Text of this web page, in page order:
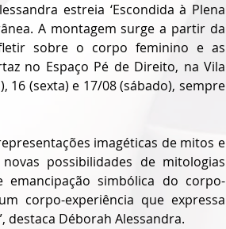
estreia ‘Escondida à Plena
A montagem surge a partir da
sobre o corpo feminino e as
no Espaço Pé de Direito, na Vila
16 (sexta) e 17/08 (sábado), sempre
imagéticas de mitos e
possibilidades de mitologias
simbólica do corpo-
corpo-experiência que expressa
destaca Déborah Alessandra.